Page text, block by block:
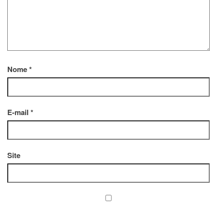
Nome*
E-mail *
Site